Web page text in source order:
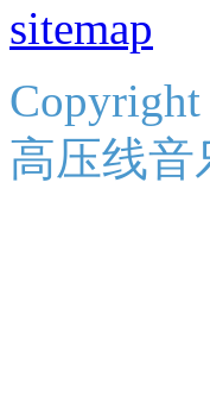
sitemap
高压线音